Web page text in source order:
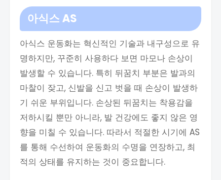
아식스 AS
아식스 운동화는 혁신적인 기술과 내구성으로 유
명하지만, 꾸준히 사용하다 보면 마모나 손상이
발생할 수 있습니다. 특히 뒤꿈치 부분은 발과의
마찰이 잦고, 신발을 신고 벗을 때 손상이 발생하
기 쉬운 부위입니다. 손상된 뒤꿈치는 착용감을
저하시킬 뿐만 아니라, 발 건강에도 좋지 않은 영
향을 미칠 수 있습니다. 따라서 적절한 시기에 AS
를 통해 수선하여 운동화의 수명을 연장하고, 최
적의 상태를 유지하는 것이 중요합니다.